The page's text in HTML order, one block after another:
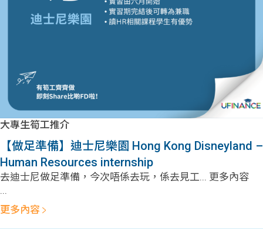
大專生筍工推介
【做足準備】迪士尼樂園 Hong Kong Disneyland –
Human Resources internship
去迪士尼做足準備，今次唔係去玩，係去見工... 更多內容
...
更多內容